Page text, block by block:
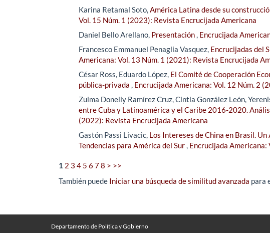
Karina Retamal Soto,América Latina desde su
Vol. 15 Núm. 1 (2023): Revista Encrucijada Americana
Daniel Bello Arellano, Presentación, Encrucijada
Francesco Emmanuel Penaglia Vasquez, Encrucijadas del
Americana: Vol. 13 Núm. 1 (2021): Revista Encrucijada
César Ross, Eduardo López, El Comité de Cooperación
pública-privada , Encrucijada Americana: Vol. 12 Núm. 2
Zulma Donelly Ramírez Cruz, Cintia González León,
entre Cuba y Latinoamérica y el Caribe 2016-2020.
(2022): Revista Encrucijada Americana
Gastón Passi Livacic, Los Intereses de China en Brasil.
Tendencias para América del Sur, Encrucijada
1 2 3 4 5 6 78 > >>
También puede Iniciar una búsqueda de similitud avanzada para
Departamento de Política y Gobierno